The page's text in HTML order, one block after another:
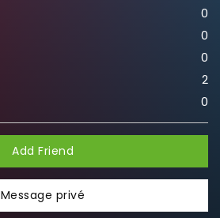
0
0
0
2
0
Add Friend
Message privé